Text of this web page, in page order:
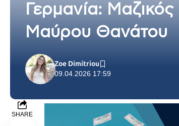
Γερμανία:
Μαύρου Θανάτου
09.04.2026 17:59
Zoe Dimitriou
SHARE